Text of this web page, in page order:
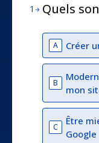
1 Quels
A Créer
B
mon
C
Être
Google